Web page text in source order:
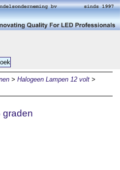
> Halogeen Lampen 12 volt >
graden